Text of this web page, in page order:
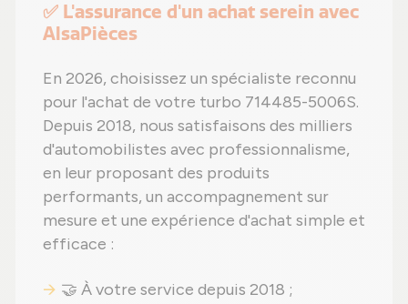
✅ L'assurance d'un achat serein avec
AlsaPièces
En 2026, choisissez un spécialiste reconnu
pour l'achat de votre turbo 714485-5006S.
Depuis 2018, nous satisfaisons des milliers
d'automobilistes avec professionnalisme,
en leur proposant des produits
performants, un accompagnement sur
mesure et une expérience d'achat simple et
efficace :
🤝 À votre service depuis 2018 ;